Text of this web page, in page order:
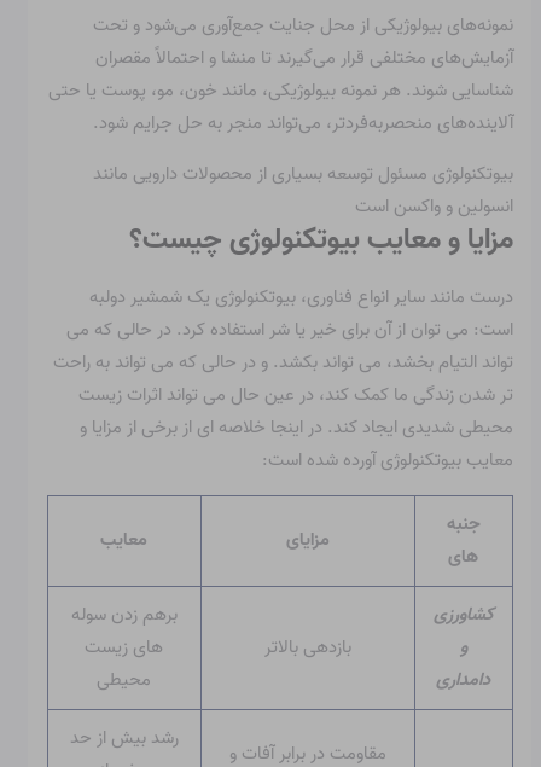
نمونه‌های بیولوژیکی از محل جنایت جمع‌آوری می‌شود و تحت
آزمایش‌های مختلفی قرار می‌گیرند تا منشا و احتمالاً مقصران
شناسایی شوند. هر نمونه بیولوژیکی، مانند خون، مو، پوست یا حتی
آلاینده‌های منحصربه‌فردتر، می‌تواند منجر به حل جرایم شود.
بیوتکنولوژی مسئول توسعه بسیاری از محصولات دارویی مانند
انسولین و واکسن است
مزایا و معایب بیوتکنولوژی چیست؟
درست مانند سایر انواع فناوری، بیوتکنولوژی یک شمشیر دولبه
است: می توان از آن برای خیر یا شر استفاده کرد. در حالی که می
تواند التیام بخشد، می تواند بکشد. و در حالی که می تواند به راحت
تر شدن زندگی ما کمک کند، در عین حال می تواند اثرات زیست
محیطی شدیدی ایجاد کند. در اینجا خلاصه ای از برخی از مزایا و
معایب بیوتکنولوژی آورده شده است:
جنبه
های
مزایای معایب
کشاورزی
و
دامداری
بازدهی بالاتر
برهم زدن سوله
های زیست
محیطی
مقاومت در برابر آفات و
رشد بیش از حد